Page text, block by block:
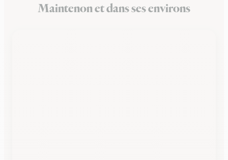
Maintenon et dans ses environs